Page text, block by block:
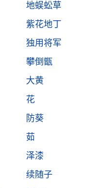
地蜈蚣草
紫花地丁
独用将军
攀倒甑
大黄
花
防葵
茹
泽漆
续随子